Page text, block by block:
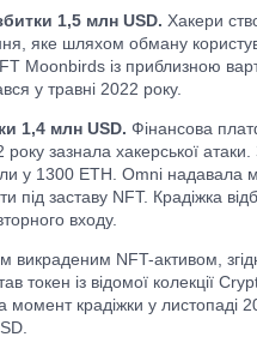
1,5 млн USD. Хакери
яке шляхом обману
Moonbirds із приблизною
у травні 2022 року.
1,4 млн USD. Фінансова
зазнала хакерської атаки.
у 1300 ETH. Omni надавала
під заставу NFT. Крадіжка
входу.
викраденим NFT-активом,
токен із відомої колекції
момент крадіжки у листопаді